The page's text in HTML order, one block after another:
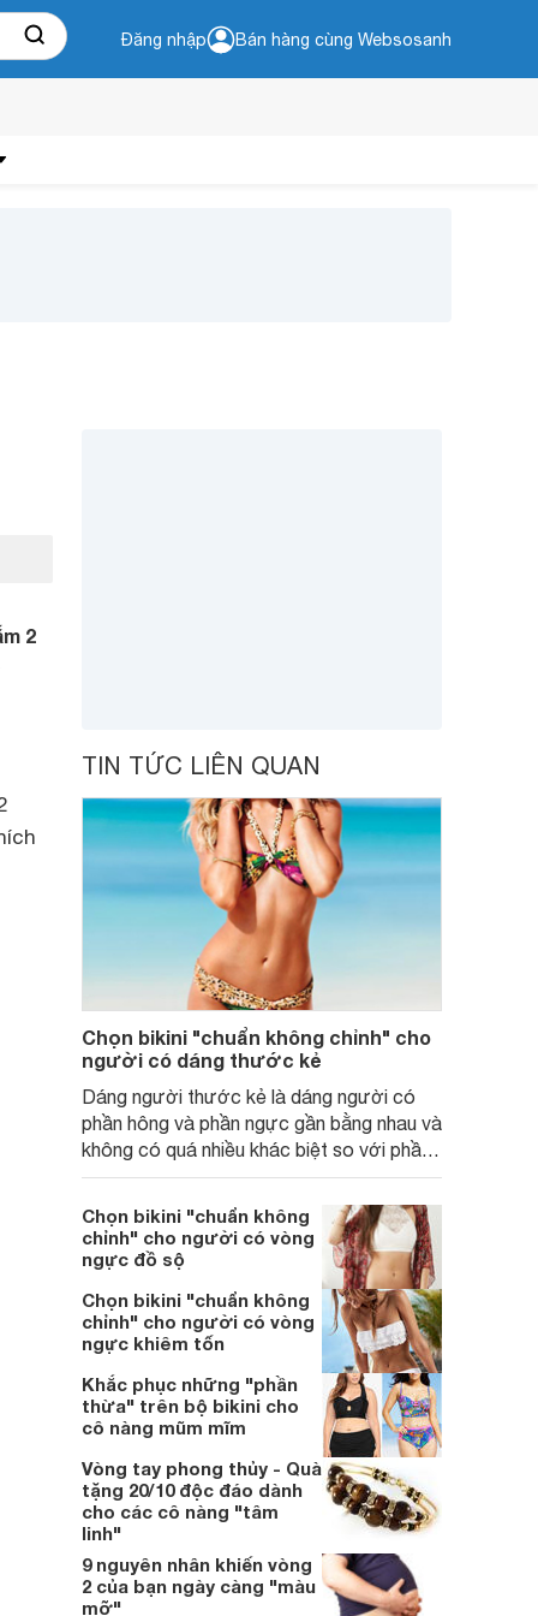
Đăng nhập Bán hàng cùng Websosanh
2
TIN TỨC LIÊN QUAN
Chọn bikini "chuẩn không chỉnh" cho
người có dáng thước kẻ
Dáng người thước kẻ là dáng người có
phần hông và phần ngực gần bằng nhau và
không có quá nhiều khác biệt so với phần
eo. Chọn mua đồ bơi, bikini cho những cô
nàng thước kẻ cần phải chú ý tạo điểm
nhấn vào vòng 1 và vòng 3.
Chọn bikini "chuẩn không
chỉnh" cho người có vòng
ngực đồ sộ
Chọn bikini "chuẩn không
chỉnh" cho người có vòng
ngực khiêm tốn
Khắc phục những "phần
thừa" trên bộ bikini cho
cô nàng mũm mĩm
Vòng tay phong thủy - Quà
tặng 20/10 độc đáo dành
cho các cô nàng "tâm
linh"
9 nguyên nhân khiến vòng
2 của bạn ngày càng "màu
mỡ"